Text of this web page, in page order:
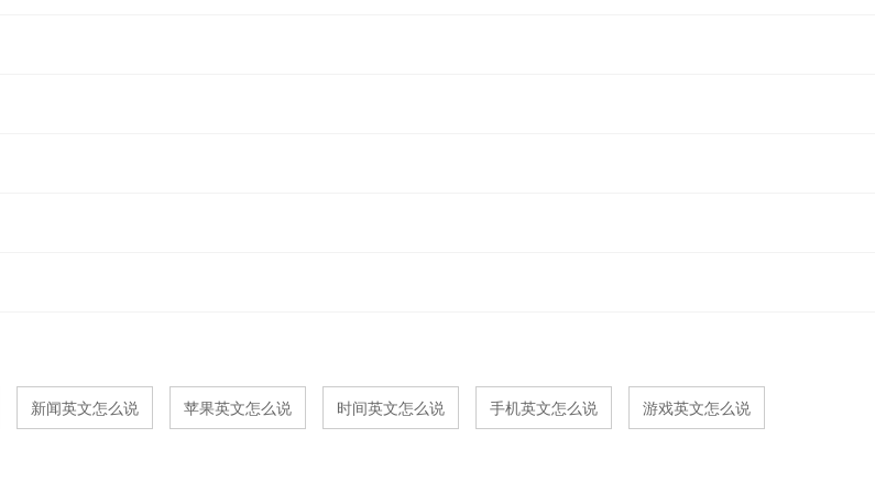
新闻英文怎么说 苹果英文怎么说 时间英文怎么说 手机英文怎么说 游戏英文怎么说